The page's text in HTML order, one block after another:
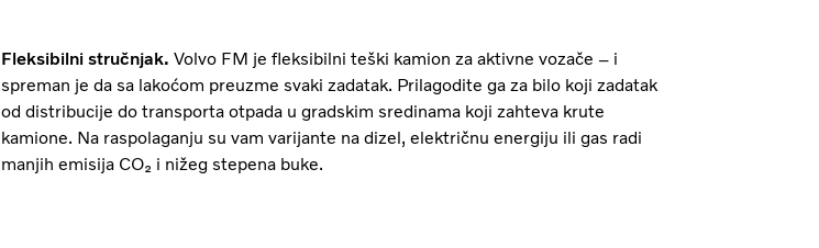
Fleksibilni stručnjak. Volvo FM je fleksibilni teški kamion za aktivne vozače – i
spreman je da sa lakoćom preuzme svaki zadatak. Prilagodite ga za bilo koji zadatak
od distribucije do transporta otpada u gradskim sredinama koji zahteva krute
kamione. Na raspolaganju su vam varijante na dizel, električnu energiju ili gas radi
manjih emisija CO₂ i nižeg stepena buke.